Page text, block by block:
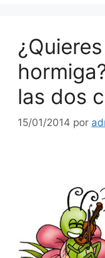
las dos
15/01/2014 por